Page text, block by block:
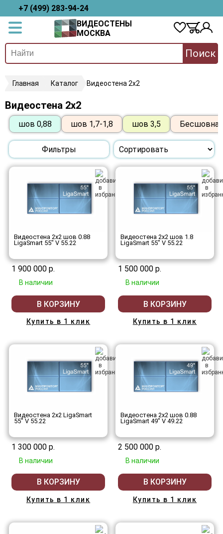
+7 (499) 283-94-24
ВИДЕОСТЕНЫ
МОСКВА
Поиск
Главная Каталог Видеостена 2x2
Видеостена 2x2
шов 0,88 шов 1,7-1,8 шов 3,5
Фильтры
Видеостена 2x2 шов 0.88
LigaSmart 55" V 55.22
1 900 000 р.
В наличии
В КОРЗИНУ
Купить в 1 клик
Видеостена 2x2 шов 1.8
LigaSmart 55" V 55.22
1 500 000 р.
В наличии
В КОРЗИНУ
Купить в 1 клик
Видеостена 2x2 LigaSmart
55" V 55.22
1 300 000 р.
В наличии
В КОРЗИНУ
Купить в 1 клик
Видеостена 2x2 шов 0.88
LigaSmart 49" V 49.22
2 500 000 р.
В наличии
В КОРЗИНУ
Купить в 1 клик